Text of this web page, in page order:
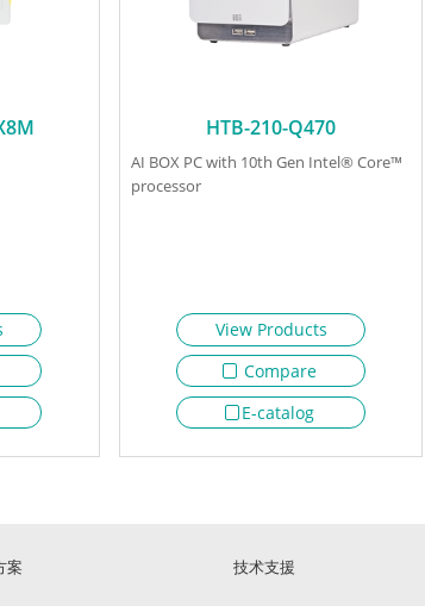
HTB-210-Q470
AI BOX PC with 10th Gen Intel® Core™
processor
View Products
Compare
E-catalog
案 技术支援